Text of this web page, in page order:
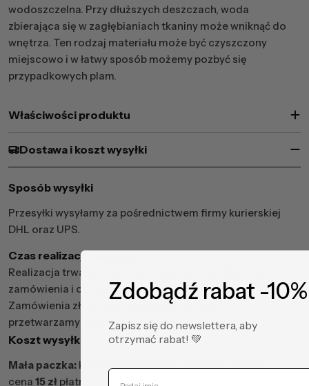
wodoszczelna. Przy dłuższych deszczach, woda
zbierająca się w zagłębianiach tkaniny może wniknąć do
wnętrza. Ten rodzaj materiału może być czyszczony
miejscowo i w łatwy sposób możemy pozbyć się
przypadkowych plam.
Właściwości produktu
Dostawa i koszt wysyłki
Sposób wysyłki
Przesyłki wysyłamy za pośrednictwem firmy kurierskiej
DHL oraz UPS.
Czas realizacji zamówień
Realizacja trwa od 2 do 5 dni roboczych od złożenia
zamówienia i otrzymania płatności.
Zamówienia złożone w weekendy lub święta
przetwarzamy w kolejnym dniu roboczym.
Koszt wysyłki
Mała paczka: karton o wymiarach 70cm/57cm/57cm -
cena 15 zł płatność przelewem,
Zdobądź rabat -10%
Zapisz się do newslettera, aby
otrzymać rabat! ​💚